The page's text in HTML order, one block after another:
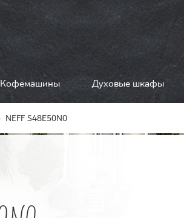
Кофемашины Духовые шкафы
NEFF S48E50N0